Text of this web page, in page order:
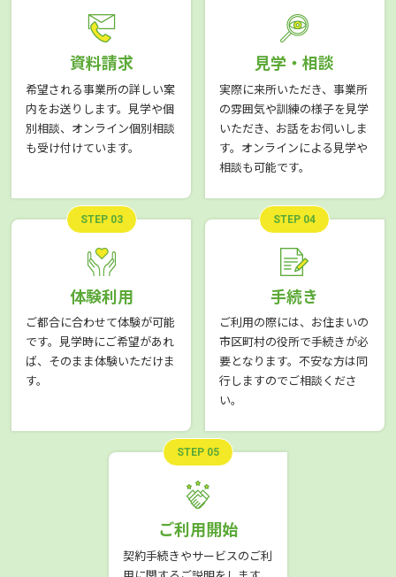
資料請求
希望される事業所の詳しい案
内をお送りします。見学や個
別相談、オンライン個別相談
も受け付けています。
見学・相談
実際に来所いただき、事業所
の雰囲気や訓練の様子を見学
いただき、お話をお伺いしま
す。オンラインによる見学や
相談も可能です。
STEP 03
体験利用
ご都合に合わせて体験が可能
です。見学時にご希望があれ
ば、そのまま体験いただけま
す。
STEP 04
手続き
ご利用の際には、お住まいの
市区町村の役所で手続きが必
要となります。不安な方は同
行しますのでご相談くださ
い。
STEP 05
ご利用開始
契約手続きやサービスのご利